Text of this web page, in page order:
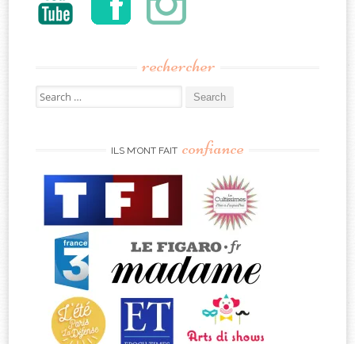
rechercher
Search
for:
ILS M’ONT FAIT confiance